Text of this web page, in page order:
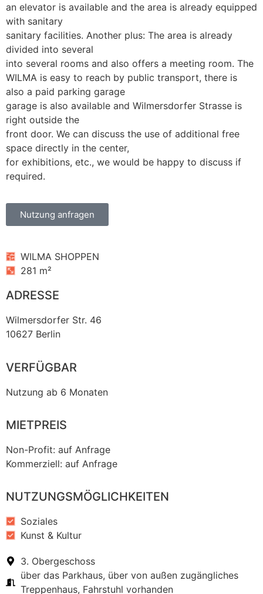
an elevator is available and the area is already equipped
with sanitary
sanitary facilities. Another plus: The area is already
divided into several
into several rooms and also offers a meeting room. The
WILMA is easy to reach by public transport, there is
also a paid parking garage
garage is also available and Wilmersdorfer Strasse is
right outside the
front door. We can discuss the use of additional free
space directly in the center,
for exhibitions, etc., we would be happy to discuss if
required.
Nutzung anfragen
WILMA SHOPPEN
281 m²
ADRESSE
Wilmersdorfer Str. 46
10627 Berlin
VERFÜGBAR
Nutzung ab 6 Monaten
MIETPREIS
Non-Profit: auf Anfrage
Kommerziell: auf Anfrage
NUTZUNGSMÖGLICHKEITEN
Soziales
Kunst & Kultur
3. Obergeschoss
über das Parkhaus, über von außen zugängliches
Treppenhaus, Fahrstuhl vorhanden